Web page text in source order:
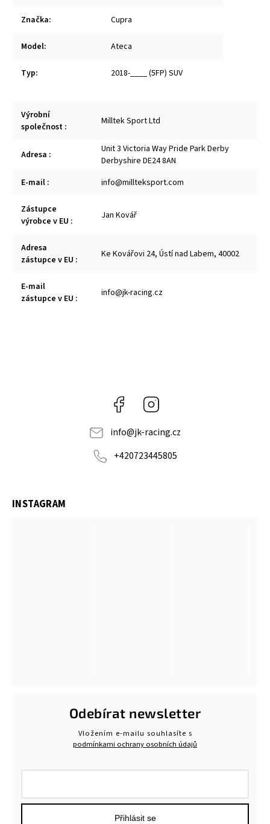
Značka: Cupra
Model: Ateca
Typ: 2018-____ (5FP) SUV
Výrobní
společnost : Milltek Sport Ltd
Adresa :
Unit 3 Victoria Way Pride Park Derby
Derbyshire DE24 8AN
E-mail : info@millteksport.com
Zástupce
výrobce v EU : Jan Kovář
Adresa
zástupce v EU : Ke Kovářovi 24, Ústí nad Labem, 40002
E-mail
zástupce v EU : info@jk-racing.cz
Facebook
info@jk-racing.cz
+420723445805
INSTAGRAM
Odebírat newsletter
Vložením e-mailu souhlasíte s
podmínkami ochrany osobních údajů
Přihlásit se